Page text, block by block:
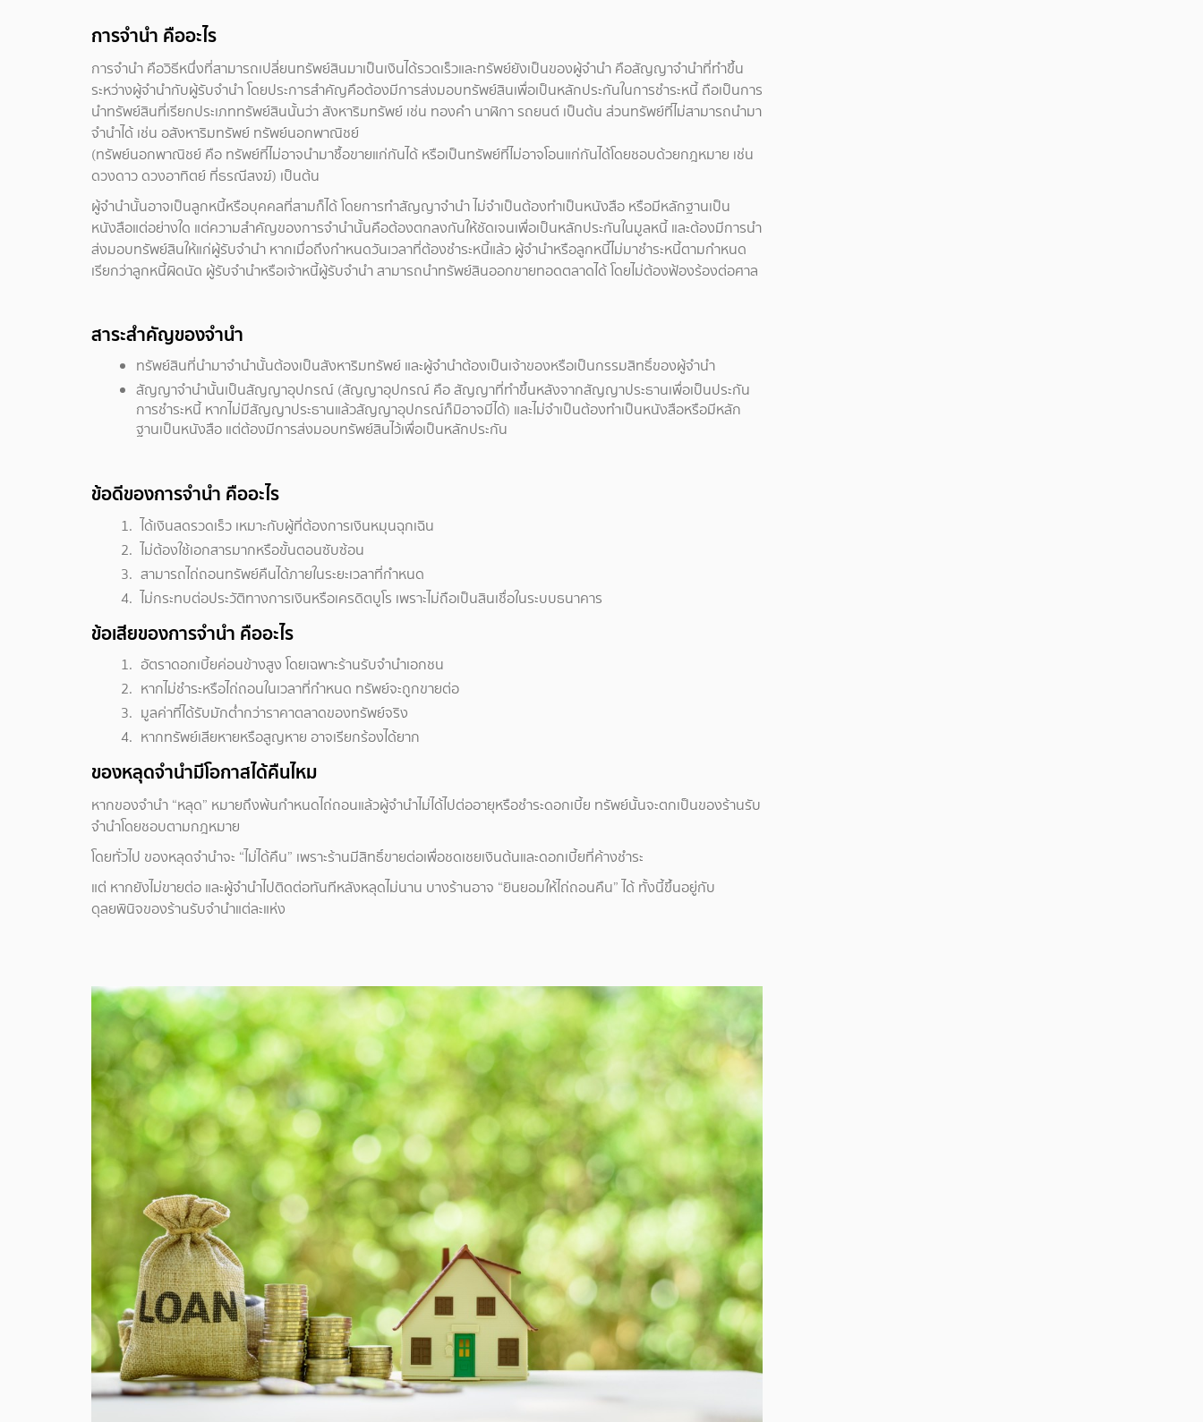
การจํานํา คืออะไร
การจำนำ คือวิธีหนึ่งที่สามารถเปลี่ยนทรัพย์สินมาเป็นเงินได้รวดเร็วและทรัพย์ยังเป็นของผู้จำนำ คือสัญญาจำนำที่ทำขึ้น
ระหว่างผู้จำนำกับผู้รับจำนำ โดยประการสำคัญคือต้องมีการส่งมอบทรัพย์สินเพื่อเป็นหลักประกันในการชำระหนี้ ถือเป็นการ
นำทรัพย์สินที่เรียกประเภททรัพย์สินนั้นว่า สังหาริมทรัพย์ เช่น ทองคำ นาฬิกา รถยนต์ เป็นต้น ส่วนทรัพย์ที่ไม่สามารถนำมา
จำนำได้ เช่น อสังหาริมทรัพย์ ทรัพย์นอกพาณิชย์
(ทรัพย์นอกพาณิชย์ คือ ทรัพย์ที่ไม่อาจนำมาชื้อขายแก่กันได้ หรือเป็นทรัพย์ที่ไม่อาจโอนแก่กันได้โดยชอบด้วยกฎหมาย เช่น
ดวงดาว ดวงอาทิตย์ ที่ธรณีสงฆ์) เป็นต้น
ผู้จำนำนั้นอาจเป็นลูกหนี้หรือบุคคลที่สามก็ได้ โดยการทำสัญญาจำนำ ไม่จำเป็นต้องทำเป็นหนังสือ หรือมีหลักฐานเป็น
หนังสือแต่อย่างใด แต่ความสำคัญของการจำนำนั้นคือต้องตกลงกันให้ชัดเจนเพื่อเป็นหลักประกันในมูลหนี้ และต้องมีการนำ
ส่งมอบทรัพย์สินให้แก่ผู้รับจำนำ หากเมื่อถึงกำหนดวันเวลาที่ต้องชำระหนี้แล้ว ผู้จำนำหรือลูกหนี้ไม่มาชำระหนี้ตามกำหนด
เรียกว่าลูกหนี้ผิดนัด ผู้รับจำนำหรือเจ้าหนี้ผู้รับจำนำ สามารถนำทรัพย์สินออกขายทอดตลาดได้ โดยไม่ต้องฟ้องร้องต่อศาล
สาระสำคัญของจำนำ
ทรัพย์สินที่นำมาจำนำนั้นต้องเป็นสังหาริมทรัพย์ และผู้จำนำต้องเป็นเจ้าของหรือเป็นกรรมสิทธิ์ของผู้จำนำ
สัญญาจำนำนั้นเป็นสัญญาอุปกรณ์ (สัญญาอุปกรณ์ คือ สัญญาที่ทำขึ้นหลังจากสัญญาประธานเพื่อเป็นประกัน
การชำระหนี้ หากไม่มีสัญญาประธานแล้วสัญญาอุปกรณ์ก็มิอาจมีได้) และไม่จำเป็นต้องทำเป็นหนังสือหรือมีหลัก
ฐานเป็นหนังสือ แต่ต้องมีการส่งมอบทรัพย์สินไว้เพื่อเป็นหลักประกัน
ข้อดีของการจำนำ คืออะไร
ได้เงินสดรวดเร็ว เหมาะกับผู้ที่ต้องการเงินหมุนฉุกเฉิน
ไม่ต้องใช้เอกสารมากหรือขั้นตอนซับซ้อน
สามารถไถ่ถอนทรัพย์คืนได้ภายในระยะเวลาที่กำหนด
ไม่กระทบต่อประวัติทางการเงินหรือเครดิตบูโร เพราะไม่ถือเป็นสินเชื่อในระบบธนาคาร
ข้อเสียของการจำนำ คืออะไร
อัตราดอกเบี้ยค่อนข้างสูง โดยเฉพาะร้านรับจำนำเอกชน
หากไม่ชำระหรือไถ่ถอนในเวลาที่กำหนด ทรัพย์จะถูกขายต่อ
มูลค่าที่ได้รับมักต่ำกว่าราคาตลาดของทรัพย์จริง
หากทรัพย์เสียหายหรือสูญหาย อาจเรียกร้องได้ยาก
ของหลุดจำนำมีโอกาสได้คืนไหม
หากของจำนำ “หลุด” หมายถึงพ้นกำหนดไถ่ถอนแล้วผู้จำนำไม่ได้ไปต่ออายุหรือชำระดอกเบี้ย ทรัพย์นั้นจะตกเป็นของร้านรับ
จำนำโดยชอบตามกฎหมาย
โดยทั่วไป ของหลุดจำนำจะ “ไม่ได้คืน” เพราะร้านมีสิทธิ์ขายต่อเพื่อชดเชยเงินต้นและดอกเบี้ยที่ค้างชำระ
แต่ หากยังไม่ขายต่อ และผู้จำนำไปติดต่อทันทีหลังหลุดไม่นาน บางร้านอาจ “ยินยอมให้ไถ่ถอนคืน” ได้ ทั้งนี้ขึ้นอยู่กับ
ดุลยพินิจของร้านรับจำนำแต่ละแห่ง